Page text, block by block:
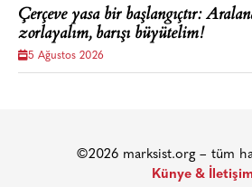
Çerçeve yasa bir başlangıçtır:
zorlayalım, barışı büyütelim!
5 Ağustos 2026
©2026 marksist.org – tüm
Künye & İletişim